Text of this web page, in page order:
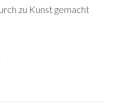
zu Kunst gemacht